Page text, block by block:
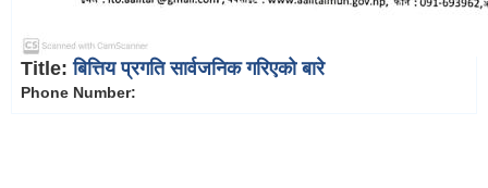
Title:बित्तिय प्रगति सार्वजनिक गरिएको बारे
Phone Number: